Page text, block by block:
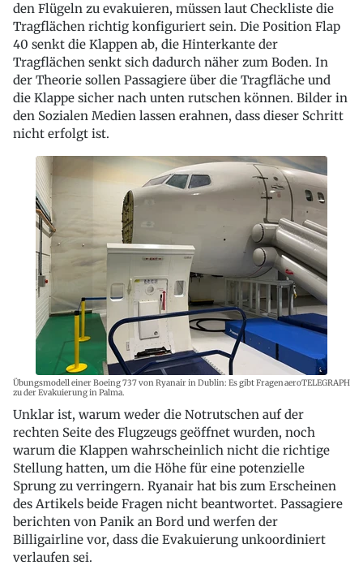
den Flügeln zu evakuieren, müssen laut Checkliste die
Tragflächen richtig konfiguriert sein. Die Position Flap
40 senkt die Klappen ab, die Hinterkante der
Tragflächen senkt sich dadurch näher zum Boden. In
der Theorie sollen Passagiere über die Tragfläche und
die Klappe sicher nach unten rutschen können. Bilder in
den Sozialen Medien lassen erahnen, dass dieser Schritt
nicht erfolgt ist.
Übungsmodell einer Boeing 737 von Ryanair in Dublin: Es gibt Fragen
zu der Evakuierung in Palma.
aeroTELEGRAPH
Unklar ist, warum weder die Notrutschen auf der
rechten Seite des Flugzeugs geöffnet wurden, noch
warum die Klappen wahrscheinlich nicht die richtige
Stellung hatten, um die Höhe für eine potenzielle
Sprung zu verringern. Ryanair hat bis zum Erscheinen
des Artikels beide Fragen nicht beantwortet. Passagiere
berichten von Panik an Bord und werfen der
Billigairline vor, dass die Evakuierung unkoordiniert
verlaufen sei.